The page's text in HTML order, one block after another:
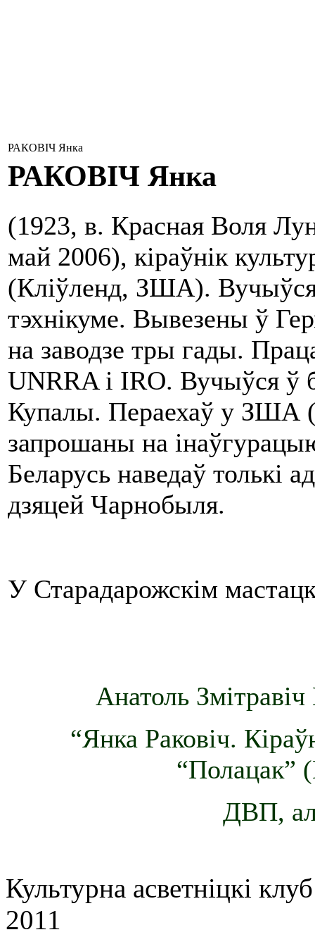
РАКОВІЧ Янка
РАКОВІЧ Янка
(1923, в. Красная Воля
май 2006), кіраўнік
(Кліўленд, ЗША).
тэхнікуме. Вывезены ў
на заводзе тры гады.
UNRRA і IRO. Вучыўся ў
Купалы. Пераехаў у ЗША
запрошаны на
Беларусь наведаў толькі
дзяцей Чарнобыля.
У Старадарожскім
Анатоль
“Янка Раковіч.
“Полацак”
ДВП,
Культурна асветнiцкi
2011